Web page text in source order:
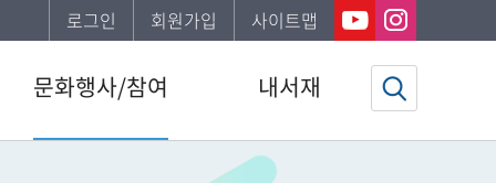
로그인 회원가입 사이트맵
문화행사/참여 내서재
기본정보